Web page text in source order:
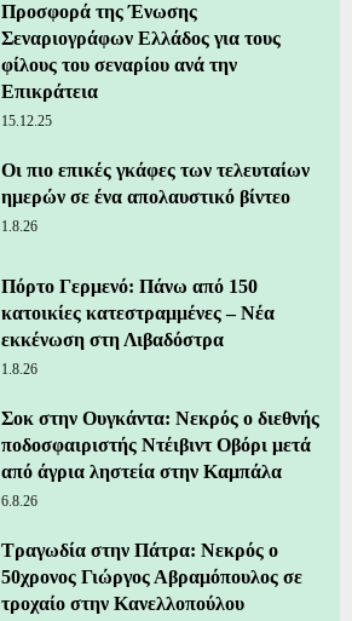
Προσφορά της Ένωσης
Σεναριογράφων Ελλάδος για τους
φίλους του σεναρίου ανά την
Επικράτεια
15.12.25
Οι πιο επικές γκάφες των τελευταίων
ημερών σε ένα απολαυστικό βίντεο
1.8.26
Πόρτο Γερμενό: Πάνω από 150
κατοικίες κατεστραμμένες – Νέα
εκκένωση στη Λιβαδόστρα
1.8.26
Σοκ στην Ουγκάντα: Νεκρός ο διεθνής
ποδοσφαιριστής Ντέιβιντ Οβόρι μετά
από άγρια ληστεία στην Καμπάλα
6.8.26
Τραγωδία στην Πάτρα: Νεκρός ο
50χρονος Γιώργος Αβραμόπουλος σε
τροχαίο στην Κανελλοπούλου